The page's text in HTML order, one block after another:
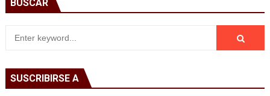
BUSCAR
SUSCRIBIRSE A